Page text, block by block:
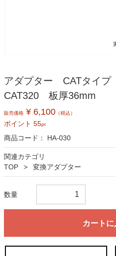
アダプター CATタイ
CAT320 板厚36mm
販売価格 ¥ 6,100 （税込）
ポイント 55pt
商品コード： HA-030
関連カテゴリ
TOP
変換アダプター
数量
カートに